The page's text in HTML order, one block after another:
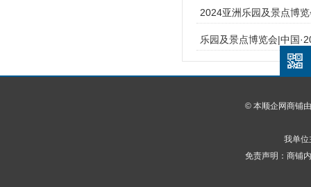
2024亚洲乐园及景点博
乐园及景点博览会|中国
© 本顺企网商铺由
我单位
免责声明：商铺